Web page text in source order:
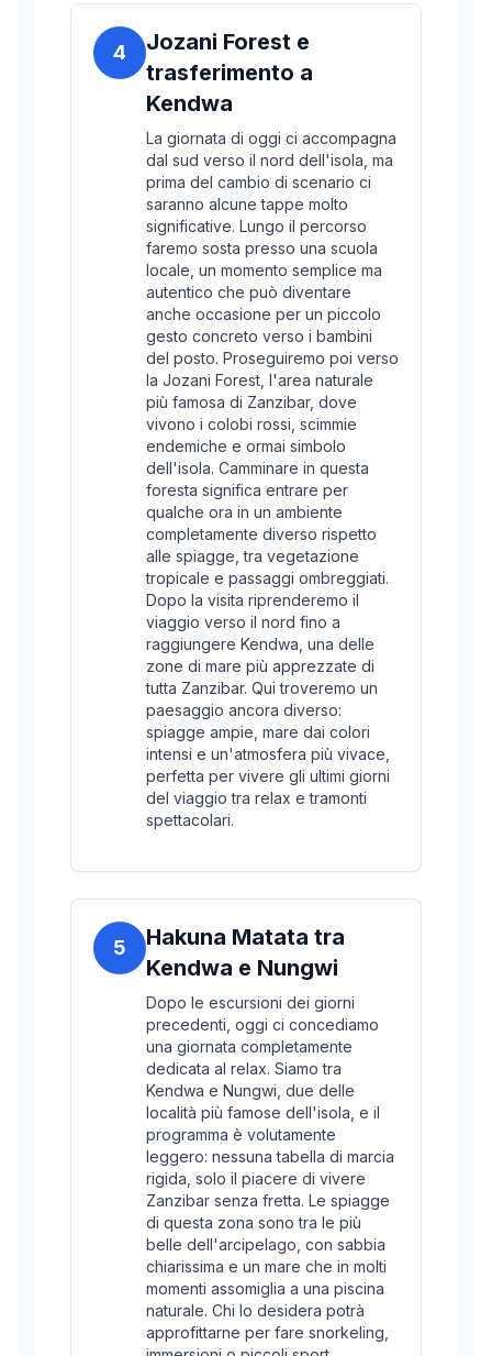
4
Jozani Forest e
trasferimento a
Kendwa
La giornata di oggi ci accompagna
dal sud verso il nord dell'isola, ma
prima del cambio di scenario ci
saranno alcune tappe molto
significative. Lungo il percorso
faremo sosta presso una scuola
locale, un momento semplice ma
autentico che può diventare
anche occasione per un piccolo
gesto concreto verso i bambini
del posto. Proseguiremo poi verso
la Jozani Forest, l'area naturale
più famosa di Zanzibar, dove
vivono i colobi rossi, scimmie
endemiche e ormai simbolo
dell'isola. Camminare in questa
foresta significa entrare per
qualche ora in un ambiente
completamente diverso rispetto
alle spiagge, tra vegetazione
tropicale e passaggi ombreggiati.
Dopo la visita riprenderemo il
viaggio verso il nord fino a
raggiungere Kendwa, una delle
zone di mare più apprezzate di
tutta Zanzibar. Qui troveremo un
paesaggio ancora diverso:
spiagge ampie, mare dai colori
intensi e un'atmosfera più vivace,
perfetta per vivere gli ultimi giorni
del viaggio tra relax e tramonti
spettacolari.
5
Hakuna Matata tra
Kendwa e Nungwi
Dopo le escursioni dei giorni
precedenti, oggi ci concediamo
una giornata completamente
dedicata al relax. Siamo tra
Kendwa e Nungwi, due delle
località più famose dell'isola, e il
programma è volutamente
leggero: nessuna tabella di marcia
rigida, solo il piacere di vivere
Zanzibar senza fretta. Le spiagge
di questa zona sono tra le più
belle dell'arcipelago, con sabbia
chiarissima e un mare che in molti
momenti assomiglia a una piscina
naturale. Chi lo desidera potrà
approfittarne per fare snorkeling,